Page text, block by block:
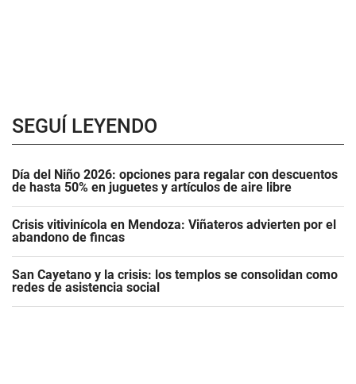
SEGUÍ LEYENDO
Día del Niño 2026: opciones para regalar con descuentos
de hasta 50% en juguetes y artículos de aire libre
Crisis vitivinícola en Mendoza: Viñateros advierten por el
abandono de fincas
San Cayetano y la crisis: los templos se consolidan como
redes de asistencia social